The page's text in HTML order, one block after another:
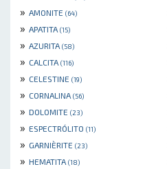
» AMONITE (64)
» APATITA (15)
» AZURITA (58)
» CALCITA (116)
» CELESTINE (19)
» CORNALINA (56)
» DOLOMITE (23)
» ESPECTRÓLITO (11)
» GARNIÈRITE (23)
» HEMATITA (18)